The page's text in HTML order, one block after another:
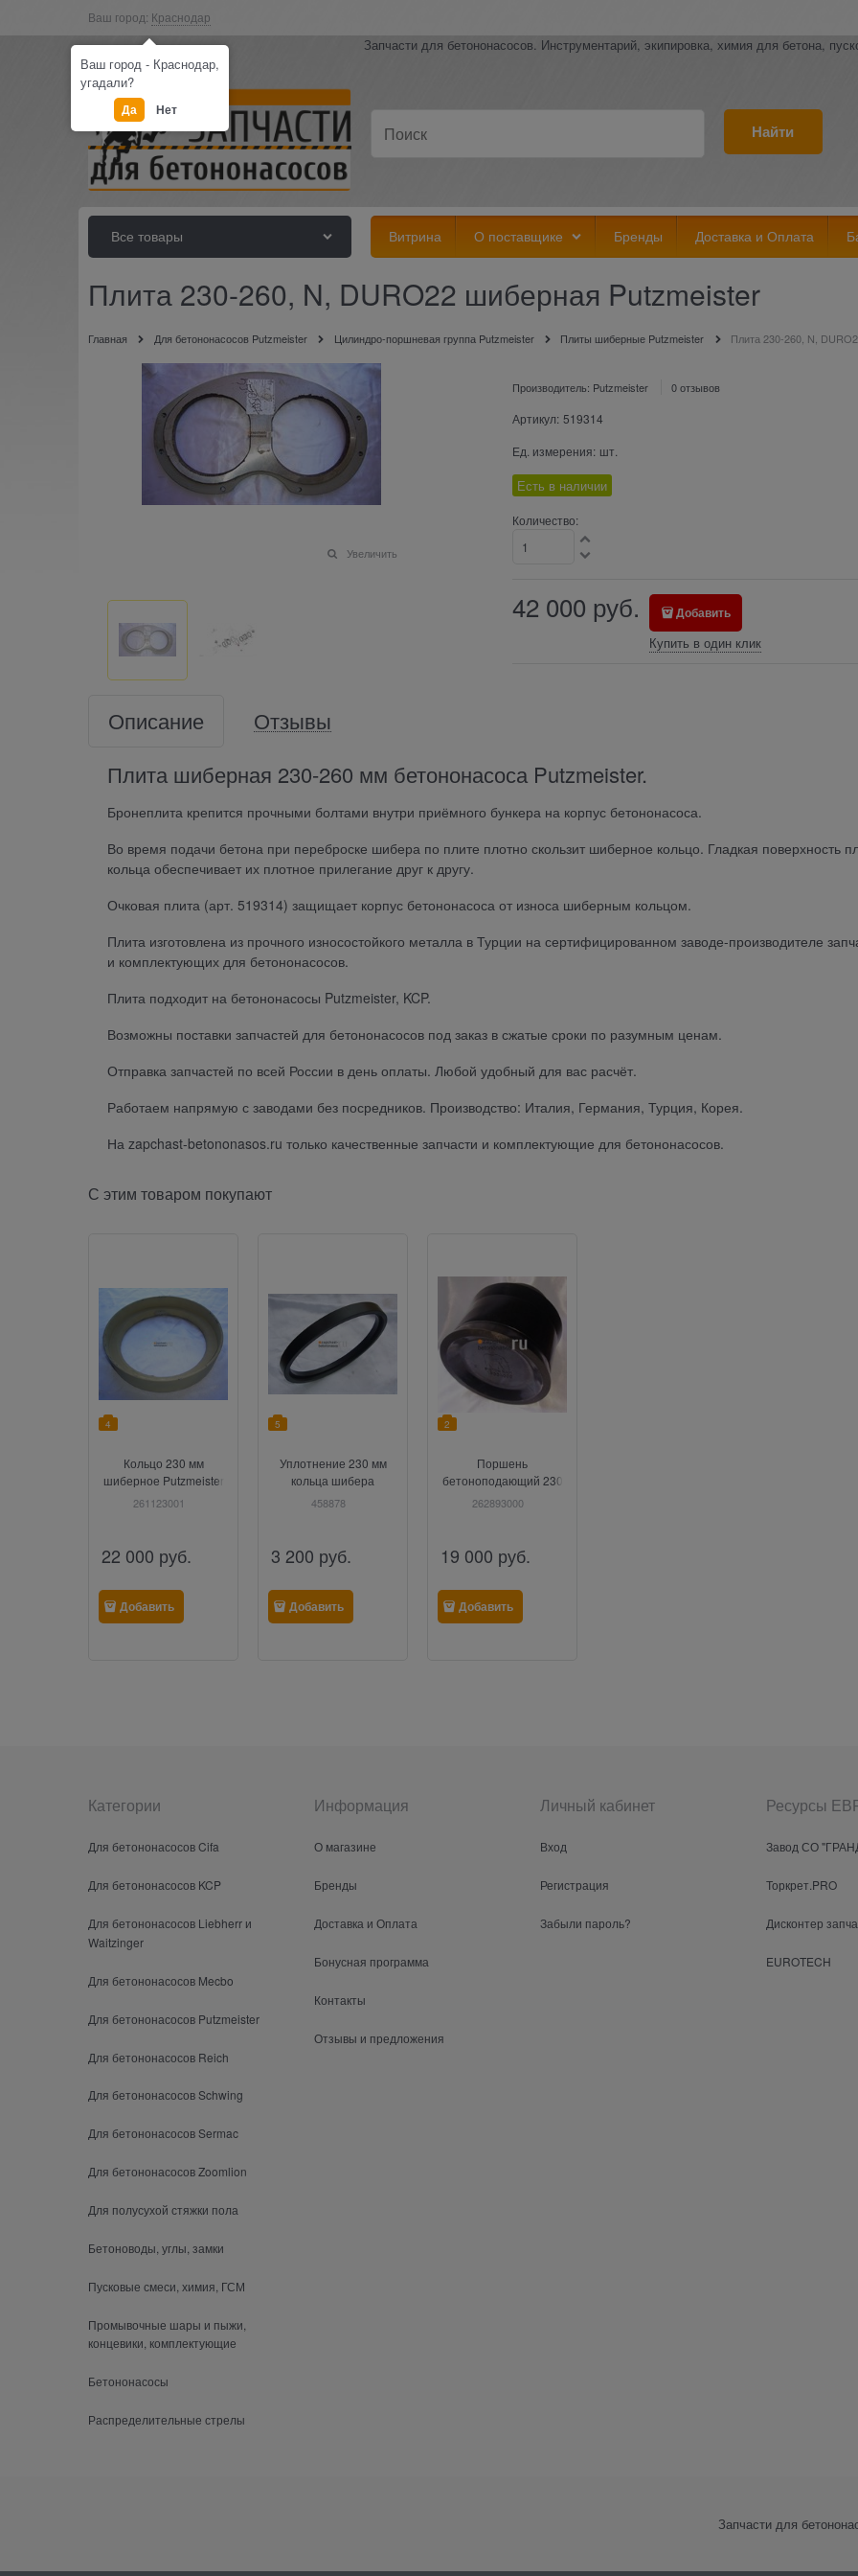
Ваш город: Краснодар
Запчасти для бетононасосов. Инструментарий, экипировка, химия для бетона,
Найти
Все товары Витрина О поставщике Бренды Доставка и Оплата
Плита 230-260, N, DURO22 шиберная Putzmeister
Главная Для бетононасосов Putzmeister Цилиндро-поршневая группа Putzmeister Плиты шиберные Putzmeister Плита 230-260, N,
Увеличить
Производитель: Putzmeister 0 отзывов
Артикул: 519314
Ед. измерения: шт.
Есть в наличии
Количество:
42 000 руб. Добавить
Купить в один клик
Описание
Отзывы
Плита шиберная 230-260 мм бетононасоса Putzmeister.
Бронеплита крепится прочными болтами внутри приёмного бункера на корпус бетононасоса.
Во время подачи бетона при переброске шибера по плите плотно скользит шиберное кольцо. Гладкая поверхность
кольца обеспечивает их плотное прилегание друг к другу.
Очковая плита (арт. 519314) защищает корпус бетононасоса от износа шиберным кольцом.
Плита изготовлена из прочного износостойкого металла в Турции на сертифицированном заводе-производителе
и комплектующих для бетононасосов.
Плита подходит на бетононасосы Putzmeister, KCP.
Возможны поставки запчастей для бетононасосов под заказ в сжатые сроки по разумным ценам.
Отправка запчастей по всей России в день оплаты. Любой удобный для вас расчёт.
Работаем напрямую с заводами без посредников. Производство: Италия, Германия, Турция, Корея.
На zapchast-betononasos.ru только качественные запчасти и комплектующие для бетононасосов.
С этим товаром покупают
4
Кольцо 230 мм
шиберное Putzmeister
261123001
22 000 руб.
Добавить
5
Уплотнение 230 мм
кольца шибера
Putzmeister
458878
3 200 руб.
Добавить
2
Поршень
бетоноподающий 230
мм Putzmeister
262893000
19 000 руб.
Добавить
Категории
Для бетононасосов Cifa
Для бетононасосов KCP
Для бетононасосов Liebherr и
Waitzinger
Для бетононасосов Mecbo
Для бетононасосов Putzmeister
Для бетононасосов Reich
Для бетононасосов Schwing
Для бетононасосов Sermac
Для бетононасосов Zoomlion
Для полусухой стяжки пола
Бетоноводы, углы, замки
Пусковые смеси, химия, ГСМ
Промывочные шары и пыжи,
концевики, комплектующие
Бетононасосы
Распределительные стрелы
Информация
О магазине
Бренды
Доставка и Оплата
Бонусная программа
Контакты
Отзывы и предложения
Личный кабинет
Вход
Регистрация
Забыли пароль?
Ресурсы
Завод СО
Торкрет.PRO
Дисконтер
EUROTECH
Запчасти для
Ваш город - Краснодар,
угадали?
Да Нет